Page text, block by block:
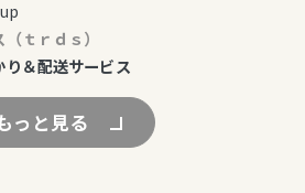
ｔｒｄｓ）
り＆配送サービス
っと見る